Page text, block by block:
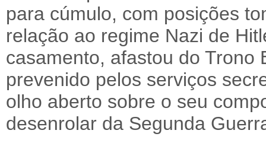
para cúmulo, com posições
relação ao regime Nazi de
casamento, afastou do Trono
prevenido pelos serviços
olho aberto sobre o seu
desenrolar da Segunda